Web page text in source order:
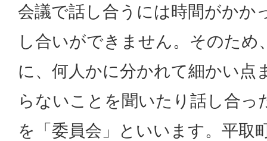
会議で話し合うには時間がかか
し合いができません。そのため
に、何人かに分かれて細かい点
らないことを聞いたり話し合っ
を「委員会」といいます。平取